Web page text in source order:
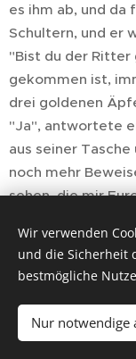
es ihm ab, und da
Schultern, und er
"Bist du der Ritter
gekommen ist,
drei goldenen
"Ja", antwortete
aus seiner
noch mehr
sehen, die mir
mich verfolgten.
zum Sieg über
solche Taten
Gärtnerjunge!
Vater ist ein
Fülle und soviel
Wir verwenden
und die Sicherheit
bestmögliche
Nur notwendige